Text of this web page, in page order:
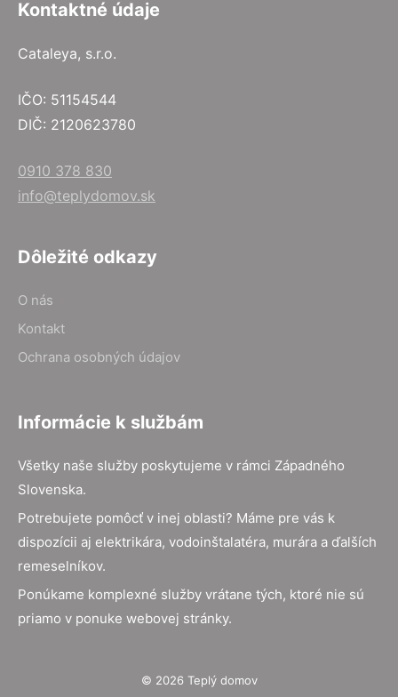
Kontaktné údaje
Cataleya, s.r.o.
IČO: 51154544
DIČ: 2120623780
0910 378 830
info@teplydomov.sk
Dôležité odkazy
O nás
Kontakt
Ochrana osobných údajov
Informácie k službám
Všetky naše služby poskytujeme v rámci Západného
Slovenska.
Potrebujete pomôcť v inej oblasti? Máme pre vás k
dispozícii aj elektrikára, vodoinštalatéra, murára a ďalších
remeselníkov.
Ponúkame komplexné služby vrátane tých, ktoré nie sú
priamo v ponuke webovej stránky.
© 2026 Teplý domov